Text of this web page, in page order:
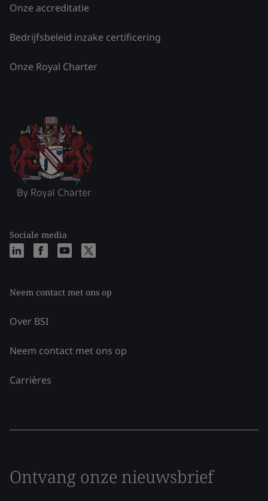
Onze accreditatie
Bedrijfsbeleid inzake certificering
Onze Royal Charter
Sociale media
Neem contact met ons op
Over BSI
Neem contact met ons op
Carrières
Ontvang onze nieuwsbrief